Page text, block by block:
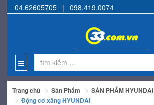
04.62605705 | 098.419.0074
Trang chủ Sản Phẩm
SẢN PHẨM HYUNDAI
Động cơ xăng HYUNDAI